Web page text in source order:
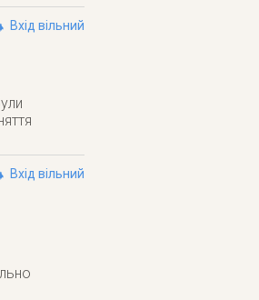
Вхід вільний
Вхід вільний